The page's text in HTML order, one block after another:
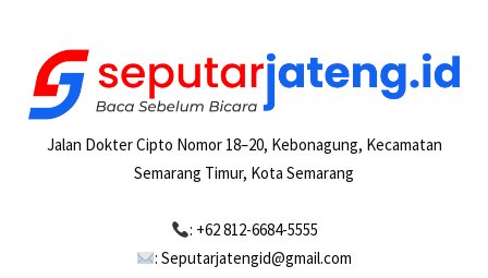
Jalan Dokter Cipto Nomor 18–20, Kebonagung, Kecamatan
Semarang Timur, Kota Semarang
: +62 812-6684-5555
: Seputarjatengid@gmail.com